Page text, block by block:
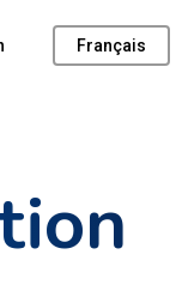
Français